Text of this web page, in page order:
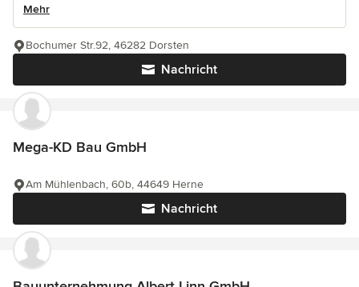
Mehr
Nachricht
Bochumer Str.92, 46282 Dorsten
Mega-KD Bau GmbH
Nachricht
Am Mühlenbach, 60b, 44649 Herne